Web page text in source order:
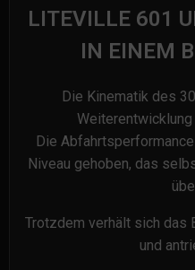
LITEVILLE 601
IN EINEM
Die Kinematik des
Die
Niveau gehoben, das
Trotzdem verhält sich das
und